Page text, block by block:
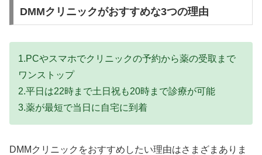
DMMクリニックがおすすめな3つの理由
1.PCやスマホでクリニックの予約から薬の受取まで
ワンストップ
2.平日は22時まで土日祝も20時まで診療が可能
3.薬が最短で当日に自宅に到着
DMMクリニックをおすすめしたい理由はさまざまありま